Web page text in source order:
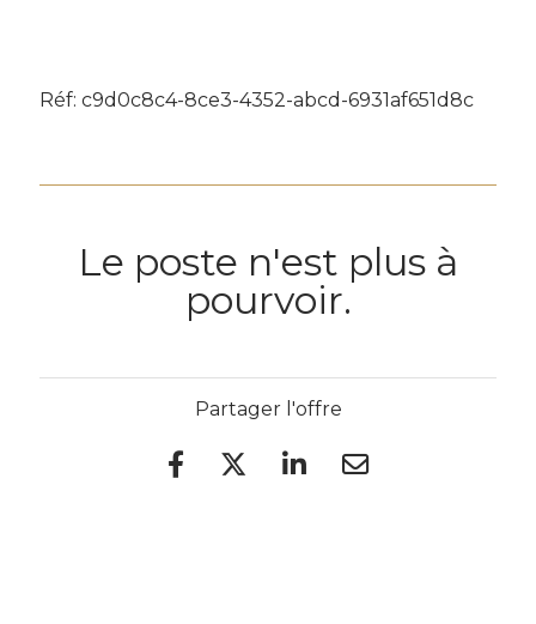
Réf: c9d0c8c4-8ce3-4352-abcd-6931af651d8c
Le poste n'est plus à
pourvoir.
Partager l'offre